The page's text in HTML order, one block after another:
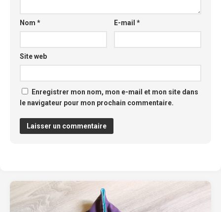
Nom * E-mail*
Site web
Enregistrer mon nom, mon e-mail et mon site dans
le navigateur pour mon prochain commentaire.